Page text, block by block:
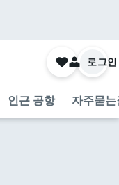
인근 공항 자주묻
로그인